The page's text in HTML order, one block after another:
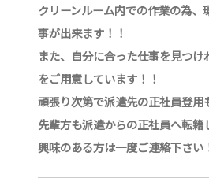
クリーンルーム内での作業の為、
事が出来ます！！
また、自分に合った仕事を見つ
をご用意しています！！
頑張り次第で派遣先の正社員登用
先輩方も派遣からの正社員へ転
興味のある方は一度ご連絡下さい